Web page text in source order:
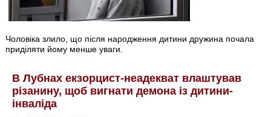
Чоловіка злило, що після народження дитини дружина почала
приділяти йому менше уваги.
В Лубнах екзорцист-неадекват влаштував
різанину, щоб вигнати демона із дитини-
інваліда